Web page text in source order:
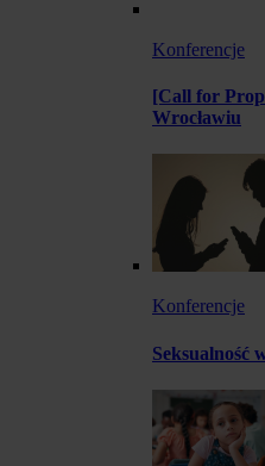
Konferencje
[Call for
Wrocławiu
Konferencje
Seksualność